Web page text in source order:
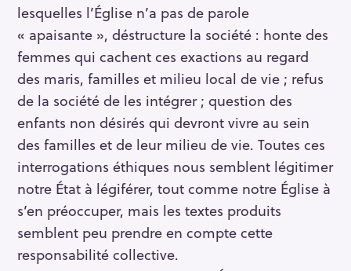
lesquelles l’Église n’a pas de parole
« apaisante », déstructure la société : honte des
femmes qui cachent ces exactions au regard
des maris, familles et milieu local de vie ; refus
de la société de les intégrer ; question des
enfants non désirés qui devront vivre au sein
des familles et de leur milieu de vie. Toutes ces
interrogations éthiques nous semblent légitimer
notre État à légiférer, tout comme notre Église à
s’en préoccuper, mais les textes produits
semblent peu prendre en compte cette
responsabilité collective.